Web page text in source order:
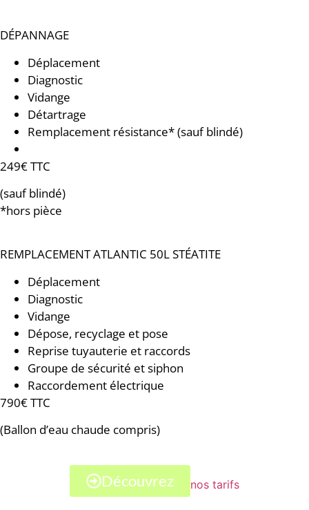
DÉPANNAGE
Déplacement
Diagnostic
Vidange
Détartrage
Remplacement résistance* (sauf blindé)
249€ TTC
(sauf blindé)
*hors pièce
REMPLACEMENT ATLANTIC 50L STÉATITE
Déplacement
Diagnostic
Vidange
Dépose, recyclage et pose
Reprise tuyauterie et raccords
Groupe de sécurité et siphon
Raccordement électrique
790€ TTC
(Ballon d’eau chaude compris)
Découvrez nos tarifs